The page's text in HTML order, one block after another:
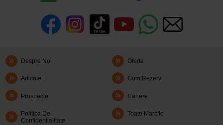
Despre Noi Oferte
Articole Cum Rezerv
Prospecte Cariere
Politica De
Confidentialitate
Toate Marcile